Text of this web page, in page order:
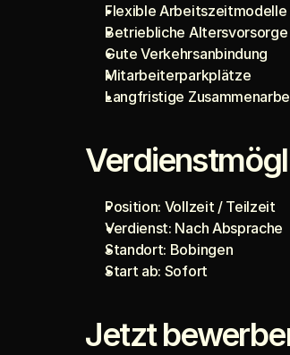
Flexible Arbeitszeitmodelle
Betriebliche Altersvorsorge
Gute Verkehrsanbindung
Mitarbeiterparkplätze
Langfristige
Position: Vollzeit / Teilzeit
Verdienst: Nach Absprache
Standort: Bobingen
Start ab: Sofort
Jetzt